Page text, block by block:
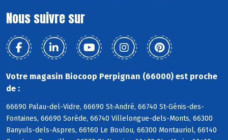
Nous suivre sur
Votre magasin Biocoop Perpignan (66000) est proche
de :
66690 Palau-del-Vidre, 66690 St-André, 66740 St-Génis-des-
Fontaines, 66690 Sorède, 66740 Villelongue-dels-Monts, 66300
Banyuls-dels-Aspres, 66160 Le Boulou, 66300 Montauriol, 66140